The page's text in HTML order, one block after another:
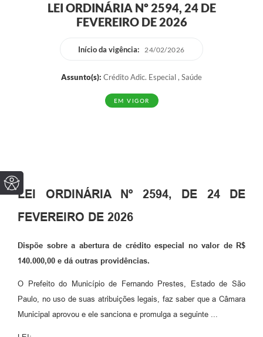
LEI ORDINÁRIA Nº 2594, 24 DE
FEVEREIRO DE 2026
Início da vigência: 24/02/2026
Assunto(s): Crédito Adic. Especial , Saúde
EM VIGOR
LEI ORDINÁRIA Nº 2594, DE 24 DE
FEVEREIRO DE 2026
Dispõe sobre a abertura de crédito especial no valor de R$
140.000,00 e dá outras providências.
O Prefeito do Município de Fernando Prestes, Estado de São
Paulo, no uso de suas atribuições legais, faz saber que a Câmara
Municipal aprovou e ele sanciona e promulga a seguinte ...